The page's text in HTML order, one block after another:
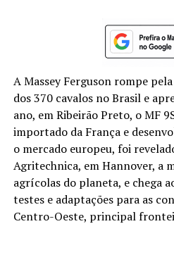
A Massey Ferguson rompe
dos 370 cavalos no Brasil e
ano, em Ribeirão Preto, o MF
importado da França e
o mercado europeu, foi
Agritechnica, em Hannover, a
agrícolas do planeta, e chega
testes e adaptações para as
Centro-Oeste, principal